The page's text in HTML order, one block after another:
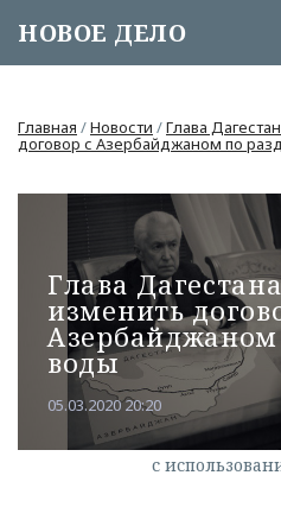
НОВОЕ ДЕЛО
или через
Главная /Новости /Глава
договор с Азербайджаном по
Глава
изменить
Азербайджаном
воды
05.03.2020 20:20
с